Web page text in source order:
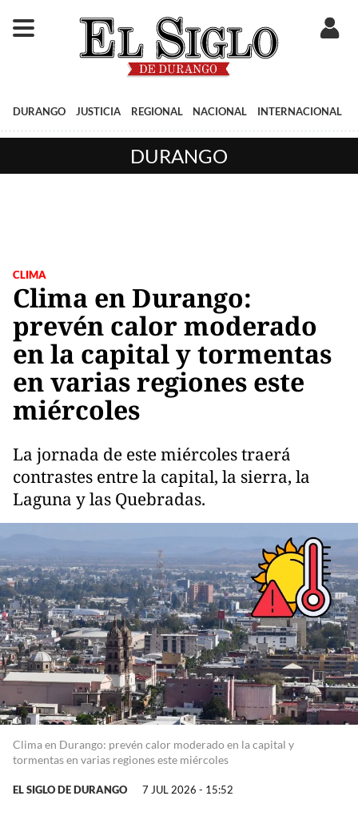
DURANGO JUSTICIA REGIONAL NACIONAL INTERNACIONAL
DURANGO
CLIMA
Clima en Durango:
prevén calor moderado
en la capital y tormentas
en varias regiones este
miércoles
La jornada de este miércoles traerá
contrastes entre la capital, la sierra, la
Laguna y las Quebradas.
Clima en Durango: prevén calor moderado en la capital y
tormentas en varias regiones este miércoles
EL SIGLO DE DURANGO 7 JUL 2026 - 15:52